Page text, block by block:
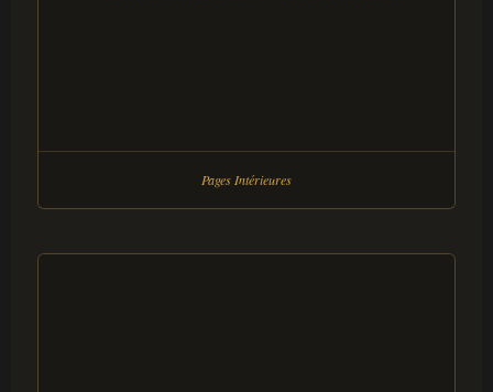
Pages Intérieures